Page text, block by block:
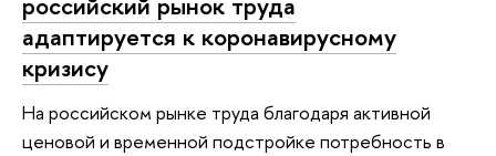
адаптируется к коронавирусному
кризису
На российском рынке труда благодаря активной
ценовой и временной подстройке потребность в